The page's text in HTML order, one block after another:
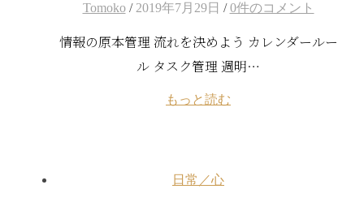
Tomoko / 2019年7月29日 / 0件のコメント
情報の原本管理 流れを決めよう カレンダールー
ル タスク管理 週明…
もっと読む
日常／心